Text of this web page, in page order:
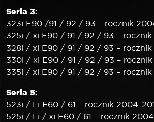
Seria 3:
323i E90 /91 / 92 / 93 – rocznik
325i / xi E90 / 91 / 92 / 93 –
328i / xi E90 / 91 / 92 / 93 –
330i / xi E90 / 91 / 92 / 93 –
335i / xi E90 / 91 / 92 / 93 –
Seria 5:
523i / Li E60 / 61 – rocznik 2004-
525i / Li / xi E60 / 61 – rocznik